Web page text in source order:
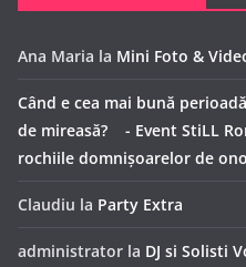
Ana Maria la Mini Foto &
Când e cea mai bună
de mireasă? - Event StiLL
rochiile domnișoarelor de
Claudiu la Party Extra
administrator la DJ si Solisti